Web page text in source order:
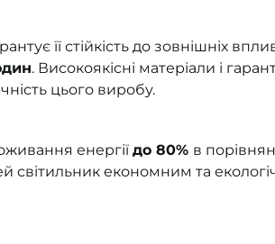
її стійкість до зовнішніх
. Високоякісні матеріали і
цього виробу.
енергії до 80% в
економним та